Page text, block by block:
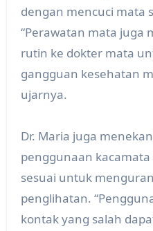
dengan mencuci mata
“Perawatan mata juga
rutin ke dokter mata
gangguan kesehatan
ujarnya.
Dr. Maria juga
penggunaan
sesuai untuk
penglihatan.
kontak yang salah